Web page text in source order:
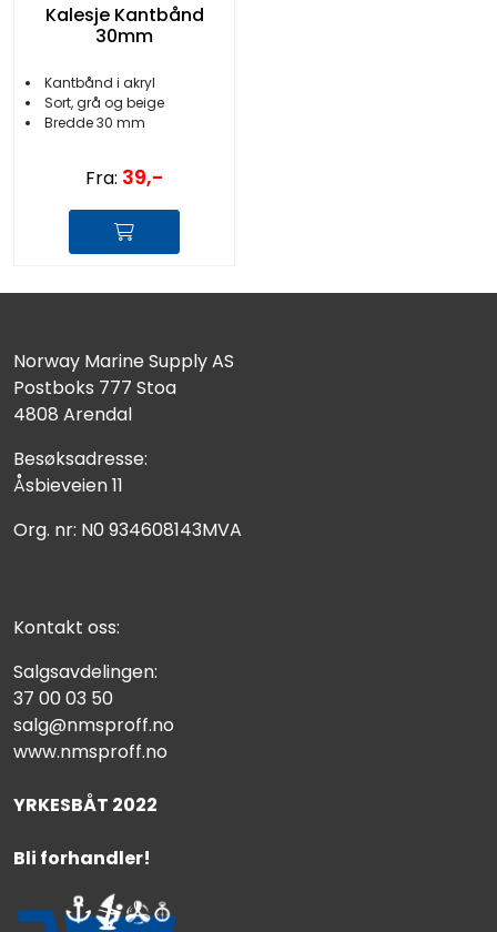
Kalesje Kantbånd
30mm
Kantbånd i akryl
Sort, grå og beige
Bredde 30 mm
Fra: 39,-
Norway Marine Supply AS
Postboks 777 Stoa
4808 Arendal
Besøksadresse:
Åsbieveien 11
Org. nr: N0 934608143MVA
Kontakt oss:
Salgsavdelingen:
37 00 03 50
salg@nmsproff.no
www.nmsproff.no
YRKESBÅT 2022
Bli forhandler!